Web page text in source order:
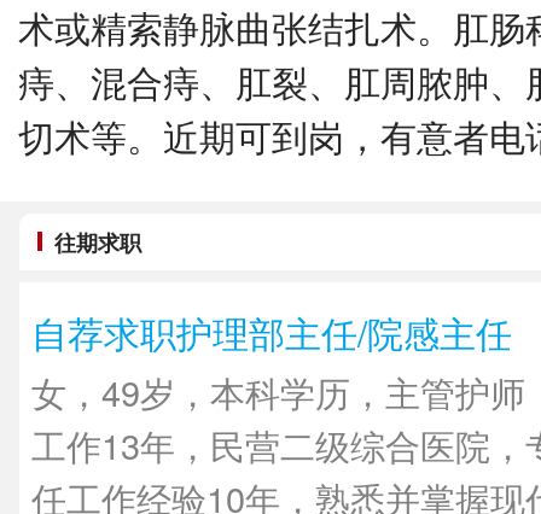
术或精索静脉曲张结扎术。肛
痔、混合痔、肛裂、肛周脓肿
切术等。近期可到岗，有意者
往期求职
自荐求职护理部主任/院感主任
女，49岁，本科学历，主管护
工作13年，民营二级综合医院
任工作经验10年，熟悉并掌握